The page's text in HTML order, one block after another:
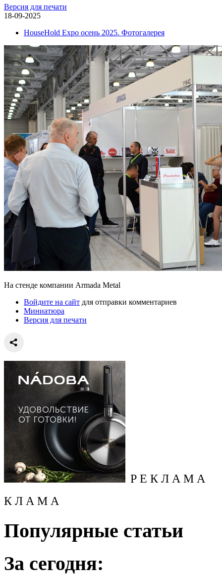
Версия для печати
18-09-2025
HouseHold Expo осень 2025. Фотогалерея
На стенде компании Armada Metal
Войдите на сайт для отправки комментариев
Миниатюра
Версия для печати
Р Е К Л А М А
К Л А М А
Популярные статьи
За сегодня: